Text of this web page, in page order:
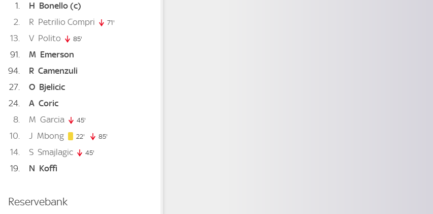
1 H Bonello(c)
2
R Petrilio Compri 71'
13 V Polito 85'
91 M Emerson
94
R Camenzuli
27
O Bjelicic
24
A Coric
8
M Garcia 45'
10 J Mbong 22' 22. minute
85'
14 S Smajlagic 45'
19 N Koffi
Reservebank